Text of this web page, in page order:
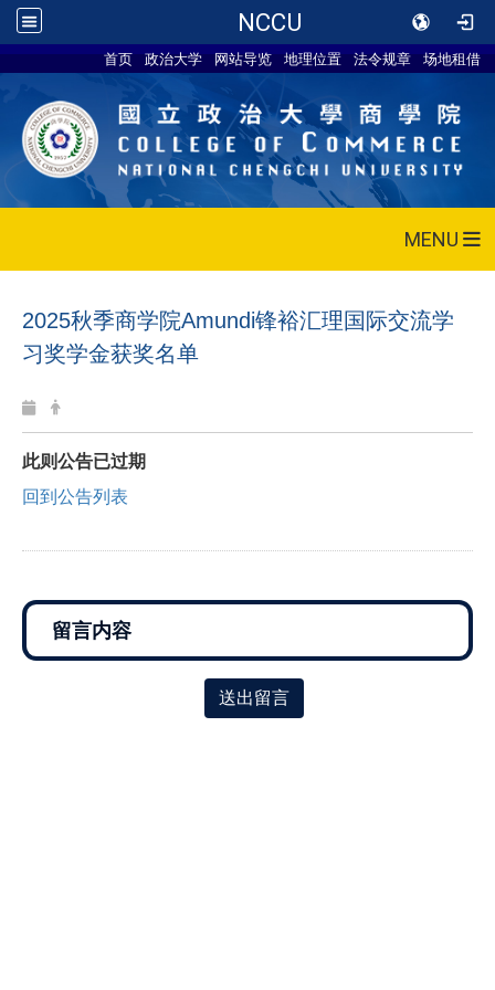
NCCU
首页 政治大学 网站导览 地理位置 法令规章 场地租借
MENU
2025秋季商学院Amundi锋裕汇理国际交流学
习奖学金获奖名单
此则公告已过期
回到公告列表
送出留言